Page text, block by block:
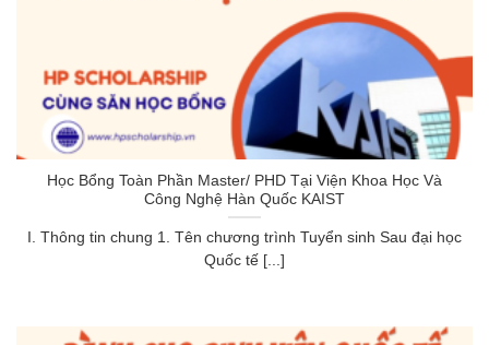
Học Bổng Toàn Phần Master/ PHD Tại Viện Khoa Học Và
Công Nghệ Hàn Quốc KAIST
I. Thông tin chung 1. Tên chương trình Tuyển sinh Sau đại học
Quốc tế [...]